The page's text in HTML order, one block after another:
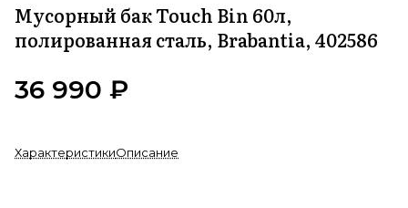
Мусорный бак Touch Bin 60л,
полированная сталь, Brabantia, 402586
36 990 ₽
ХарактеристикиОписание